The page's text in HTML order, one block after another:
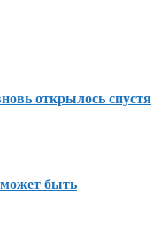
открылось спустя
быть